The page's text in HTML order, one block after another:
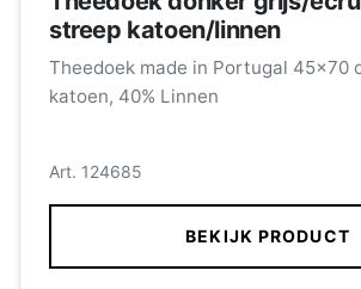
streep katoen/linnen
Theedoek made in Portugal 45x70
katoen, 40% Linnen
Art. 124685
BEKIJK PRODUCT